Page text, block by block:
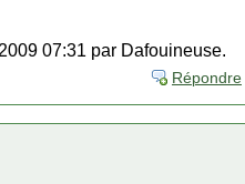
07:31 par Dafouineuse.
Répondre